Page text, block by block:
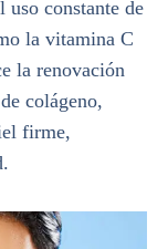
uso constante de
la vitamina C
la renovación
colágeno,
firme,